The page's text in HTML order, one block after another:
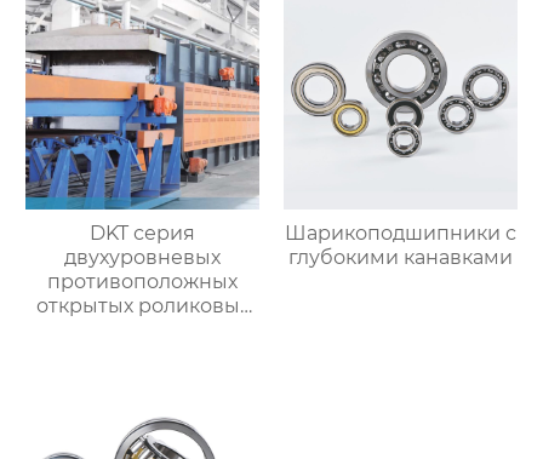
DKT серия
двухуровневых
противоположных
открытых роликовых
Шарикоподшипники с
глубокими канавками